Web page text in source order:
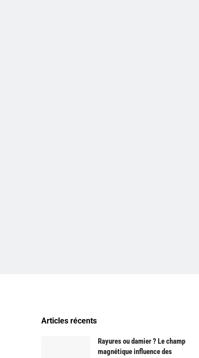
Articles récents
Rayures ou damier ? Le champ
magnétique influence des